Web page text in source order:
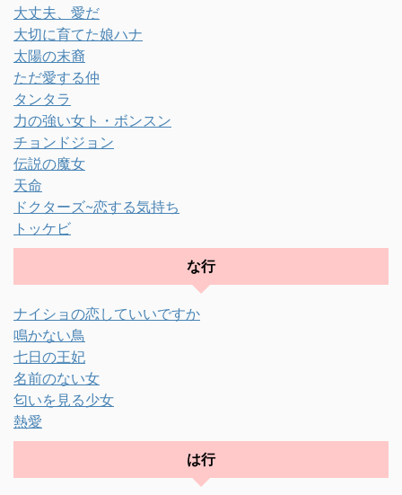
大丈夫、愛だ
大切に育てた娘ハナ
太陽の末裔
ただ愛する仲
タンタラ
力の強い女ト・ボンスン
チョンドジョン
伝説の魔女
天命
ドクターズ~恋する気持ち
トッケビ
な行
ナイショの恋していいですか
鳴かない鳥
七日の王妃
名前のない女
匂いを見る少女
熱愛
は行